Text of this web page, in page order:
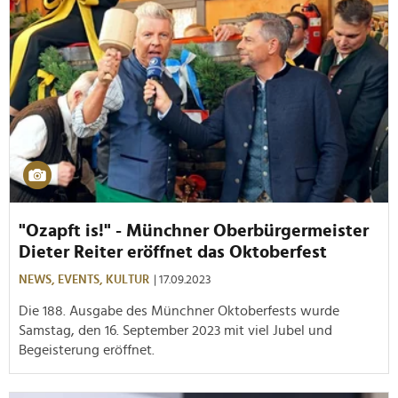
"Ozapft is!" - Münchner Oberbürgermeister
Dieter Reiter eröffnet das Oktoberfest
NEWS, EVENTS, KULTUR | 17.09.2023
Die 188. Ausgabe des Münchner Oktoberfests wurde
Samstag, den 16. September 2023 mit viel Jubel und
Begeisterung eröffnet.